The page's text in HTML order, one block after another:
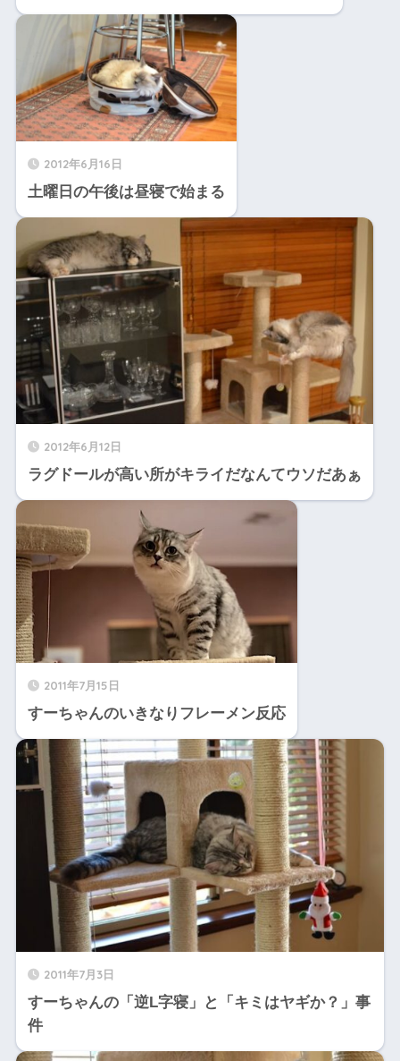
2012年6月16日
土曜日の午後は昼寝で始まる
2012年6月12日
ラグドールが高い所がキライだなんてウソだあぁ
2011年7月15日
すーちゃんのいきなりフレーメン反応
2011年7月3日
すーちゃんの「逆L字寝」と「キミはヤギか？」事
件